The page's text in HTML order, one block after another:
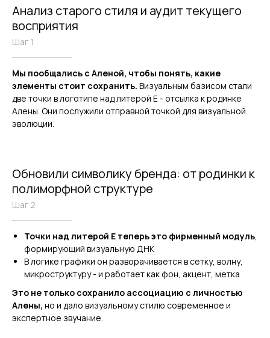
Анализ старого стиля и аудит текущего
восприятия
Шаг 1
Мы пообщались с Аленой, чтобы понять, какие
элементы стоит сохранить. Визуальным базисом стали
две точки в логотипе над литерой Е - отсылка к родинке
Алены. Они послужили отправной точкой для визуальной
эволюции.
Обновили символику бренда: от родинки к
полиморфной структуре
Шаг 2
Точки над литерой Е теперь это фирменный модуль,
формирующий визуальную ДНК
В логике графики он разворачивается в сетку, волну,
микроструктуру - и работает как фон, акцент, метка
Это не только сохранило ассоциацию с личностью
Алены, но и дало визуальному стилю современное и
экспертное звучание.